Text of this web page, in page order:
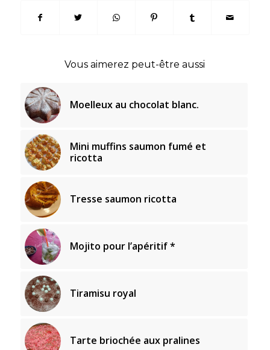
Vous aimerez peut-être aussi
Moelleux au chocolat blanc.
Mini muffins saumon fumé et
ricotta
Tresse saumon ricotta
Mojito pour l’apéritif *
Tiramisu royal
Tarte briochée aux pralines